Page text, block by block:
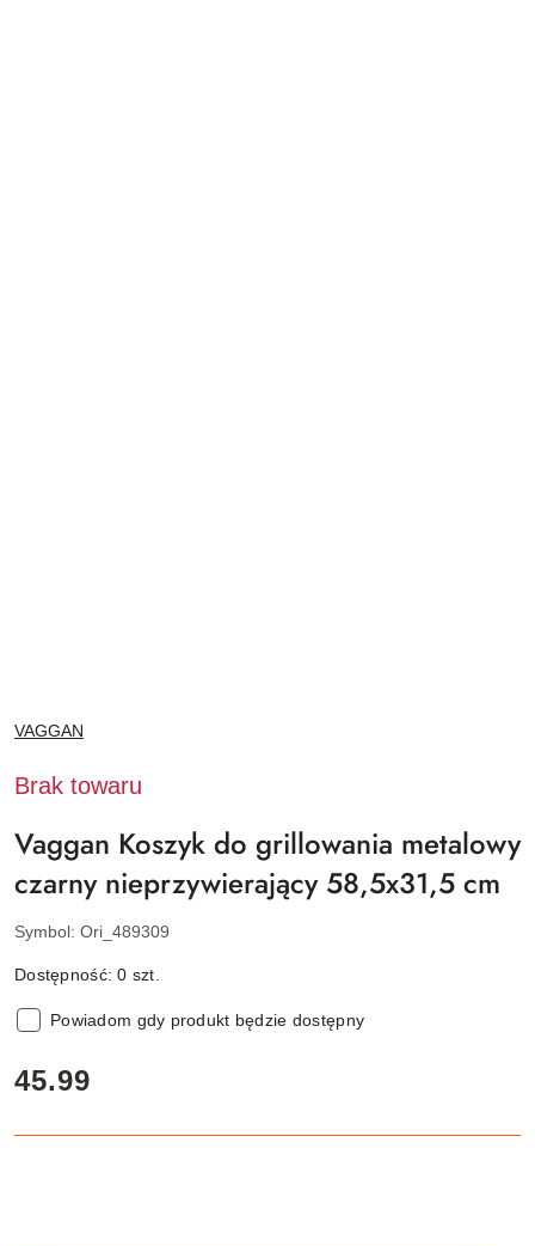
NAZWA
PRODUCENTA:
VAGGAN
Brak towaru
Vaggan Koszyk do grillowania metalowy
czarny nieprzywierający 58,5x31,5 cm
Symbol: Ori_489309
Dostępność:0 szt.
Powiadom gdy produkt będzie dostępny
cena:
45.99